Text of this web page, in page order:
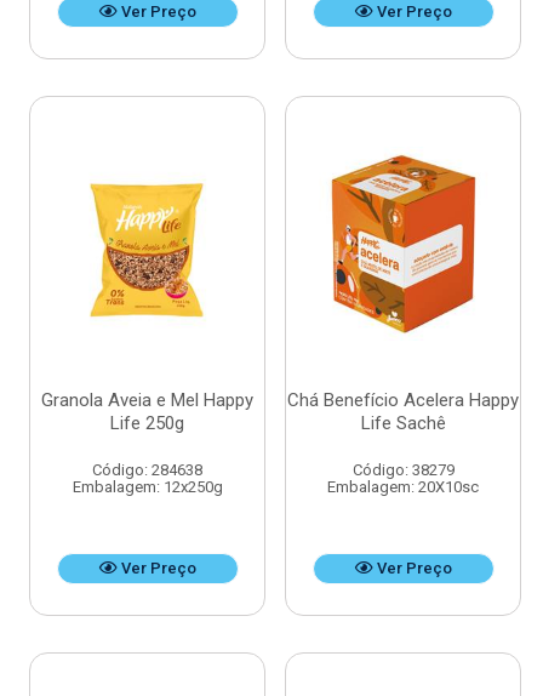
Ver Preço Ver Preço
Granola Aveia e Mel Happy
Life 250g
Código: 284638
Embalagem: 12x250g
Ver Preço
Chá Benefício Acelera Happy
Life Sachê
Código: 38279
Embalagem: 20X10sc
Ver Preço